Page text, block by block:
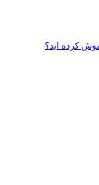
کرده اید؟